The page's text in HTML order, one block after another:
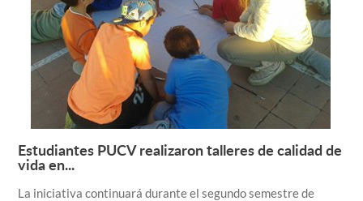
Leer más +
Estudiantes PUCV realizaron talleres de calidad de
vida en...
La iniciativa continuará durante el segundo semestre de